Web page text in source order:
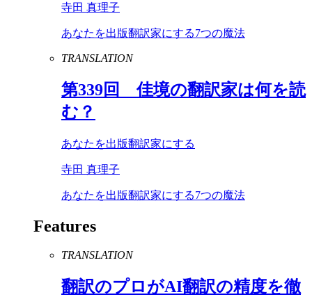
寺田 真理子
あなたを出版翻訳家にする7つの魔法
TRANSLATION
第339回 佳境の翻訳家は何を読
む？
あなたを出版翻訳家にする
寺田 真理子
あなたを出版翻訳家にする7つの魔法
Features
TRANSLATION
翻訳のプロがAI翻訳の精度を徹